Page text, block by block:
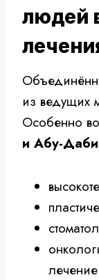
людей
из ведущих
Особенно
и Абу-Даби
лечение